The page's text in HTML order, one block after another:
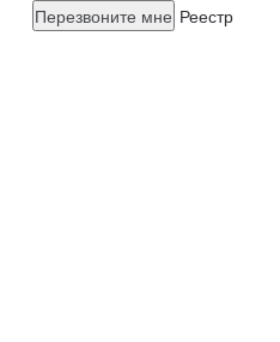
Перезвоните мне Реестр